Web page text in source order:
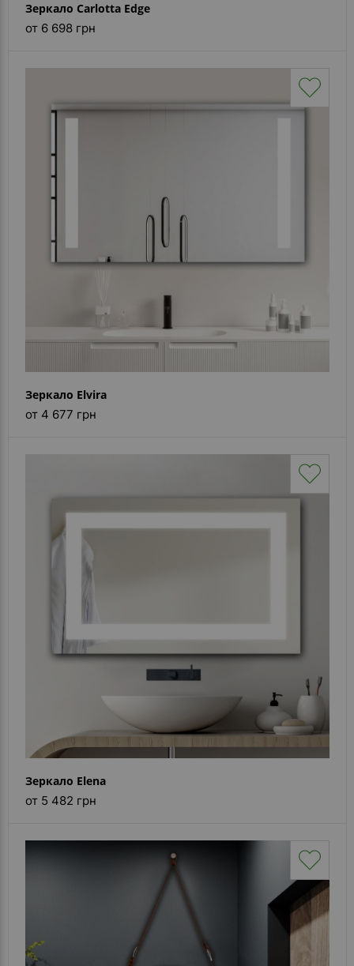
Зеркало Carlotta Edge
от 6 698 грн
Зеркало Elvira
от 4 677 грн
Зеркало Elena
от 5 482 грн